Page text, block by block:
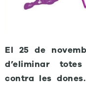
El 25 de
d’eliminar
contra les